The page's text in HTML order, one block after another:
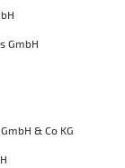
GmbH
& Co KG